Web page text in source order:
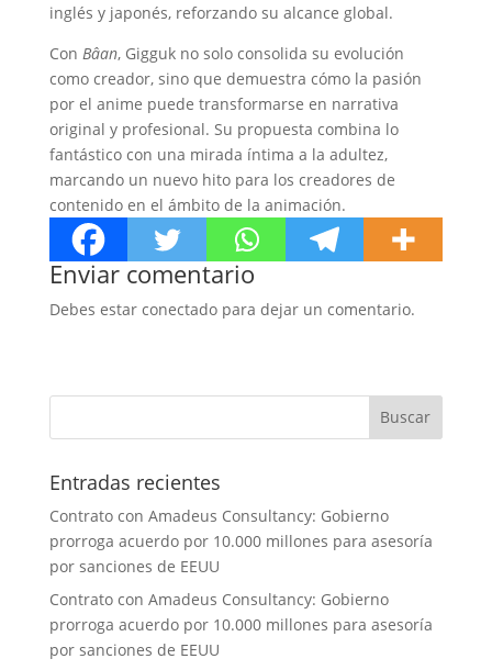
inglés y japonés, reforzando su alcance global.
Con Bâan, Gigguk no solo consolida su evolución
como creador, sino que demuestra cómo la pasión
por el anime puede transformarse en narrativa
original y profesional. Su propuesta combina lo
fantástico con una mirada íntima a la adultez,
marcando un nuevo hito para los creadores de
contenido en el ámbito de la animación.
Enviar comentario
Debes estar conectado para dejar un comentario.
Entradas recientes
Contrato con Amadeus Consultancy: Gobierno
prorroga acuerdo por 10.000 millones para asesoría
por sanciones de EEUU
Contrato con Amadeus Consultancy: Gobierno
prorroga acuerdo por 10.000 millones para asesoría
por sanciones de EEUU